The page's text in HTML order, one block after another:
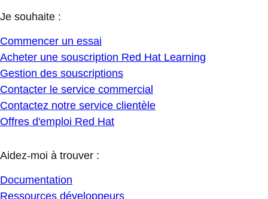
Je souhaite :
Commencer un essai
Acheter une souscription Red Hat Learning
Gestion des souscriptions
Contacter le service commercial
Contactez notre service clientèle
Offres d'emploi Red Hat
Aidez-moi à trouver :
Documentation
Ressources développeurs